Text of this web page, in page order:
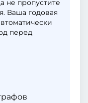
не пропустите
Ваша годовая
перед